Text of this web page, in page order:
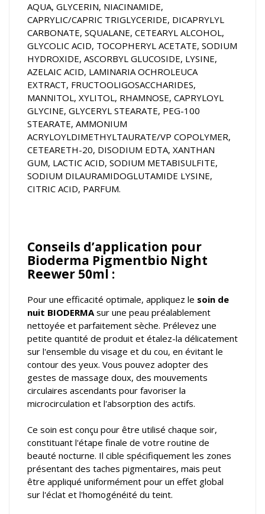
AQUA, GLYCERIN, NIACINAMIDE,
CAPRYLIC/CAPRIC TRIGLYCERIDE, DICAPRYLYL
CARBONATE, SQUALANE, CETEARYL ALCOHOL,
GLYCOLIC ACID, TOCOPHERYL ACETATE, SODIUM
HYDROXIDE, ASCORBYL GLUCOSIDE, LYSINE,
AZELAIC ACID, LAMINARIA OCHROLEUCA
EXTRACT, FRUCTOOLIGOSACCHARIDES,
MANNITOL, XYLITOL, RHAMNOSE, CAPRYLOYL
GLYCINE, GLYCERYL STEARATE, PEG-100
STEARATE, AMMONIUM
ACRYLOYLDIMETHYLTAURATE/VP COPOLYMER,
CETEARETH-20, DISODIUM EDTA, XANTHAN
GUM, LACTIC ACID, SODIUM METABISULFITE,
SODIUM DILAURAMIDOGLUTAMIDE LYSINE,
CITRIC ACID, PARFUM.
Conseils d’application pour
Bioderma Pigmentbio Night
Reewer 50ml :
Pour une efficacité optimale, appliquez le soin de
nuit BIODERMAsur une peau préalablement
nettoyée et parfaitement sèche. Prélevez une
petite quantité de produit et étalez-la délicatement
sur l'ensemble du visage et du cou, en évitant le
contour des yeux. Vous pouvez adopter des
gestes de massage doux, des mouvements
circulaires ascendants pour favoriser la
microcirculation et l'absorption des actifs.
Ce soin est conçu pour être utilisé chaque soir,
constituant l'étape finale de votre routine de
beauté nocturne. Il cible spécifiquement les zones
présentant des taches pigmentaires, mais peut
être appliqué uniformément pour un effet global
sur l'éclat et l'homogénéité du teint.